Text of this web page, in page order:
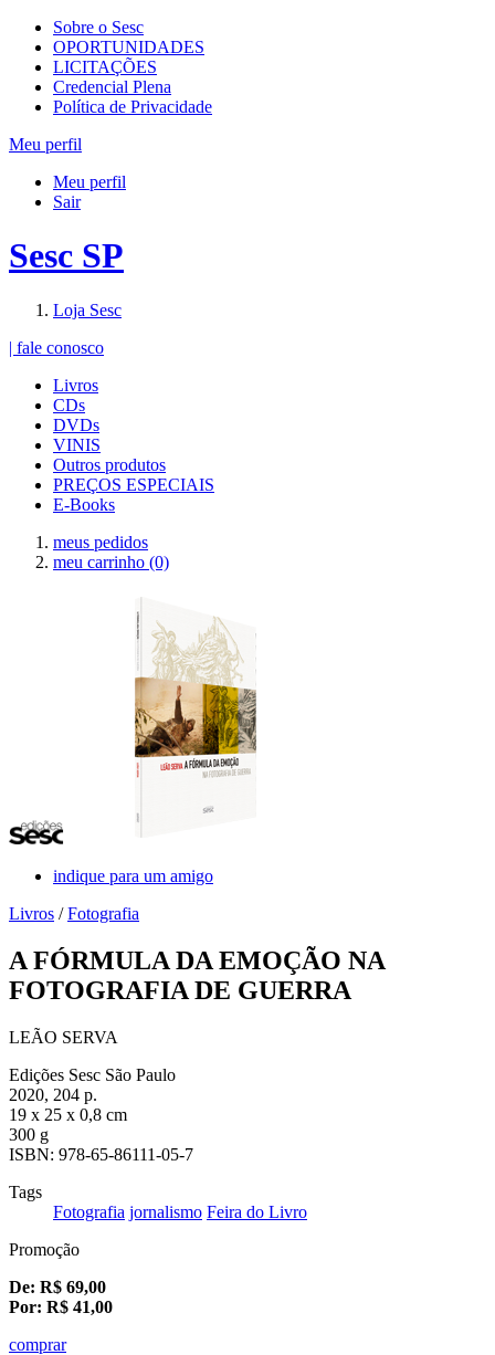
Sobre o Sesc
OPORTUNIDADES
LICITAÇÕES
Credencial Plena
Política de Privacidade
Meu perfil
Meu perfil
Sair
Sesc SP
Loja Sesc
| fale conosco
Livros
CDs
DVDs
VINIS
Outros produtos
PREÇOS ESPECIAIS
E-Books
meus pedidos
meu carrinho (0)
indique para um amigo
Livros /Fotografia
A FÓRMULA DA EMOÇÃO NA
FOTOGRAFIA DE GUERRA
LEÃO SERVA
Edições Sesc São Paulo
2020, 204 p.
19 x 25 x 0,8 cm
300 g
ISBN: 978-65-86111-05-7
Tags
Fotografia jornalismo Feira do Livro
Promoção
De: R$ 69,00
Por: R$ 41,00
comprar